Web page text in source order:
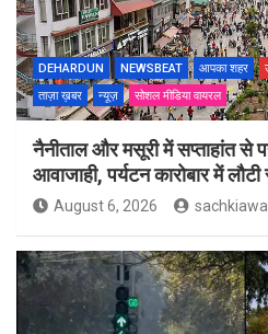
DEHARDUN NEWSBEAT आपका शहर
ताज़ा ख़बर
न्यूज़ सोशल मीडिया वायरल
नैनीताल और मसूरी में सप्ताहांत से
आवाजाही, पर्यटन कारोबार में
August 6, 2026